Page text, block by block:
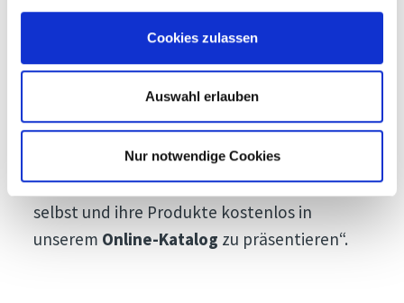
Cookies zulassen
Auswahl erlauben
Nur notwendige Cookies
Hauptdarsteller jeder Messeveranstaltung
und Prowinter bildet hier keine Ausnahme“,
schließt die Exhibition Manager: „Um dies zu
unterstreichen, bieten wir allen
Unternehmen, die uns im Laufe der Jahre
unterstützt haben, die Möglichkeit, sich
selbst und ihre Produkte kostenlos in
unserem Online-Katalog zu präsentieren“.